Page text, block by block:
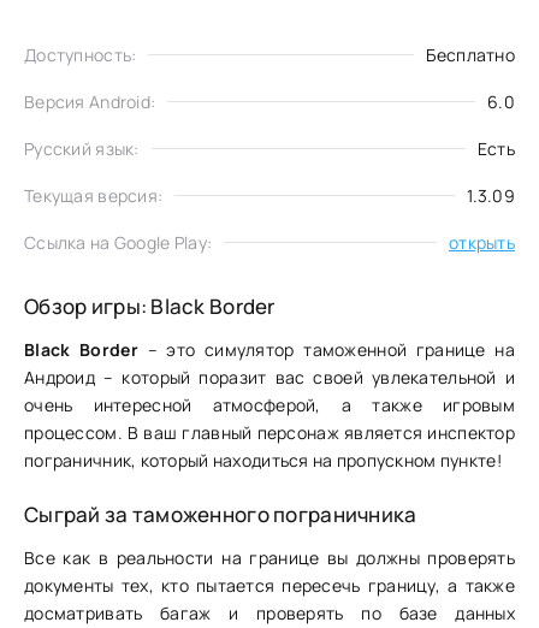
Доступность: Бесплатно
Версия Android: 6.0
Русский язык: Есть
Текущая версия: 1.3.09
Ссылка на Google Play: открыть
Обзор игры: Black Border
Black Border– это симулятор таможенной границе на
Андроид – который поразит вас своей увлекательной и
очень интересной атмосферой, а также игровым
процессом. В ваш главный персонаж является инспектор
пограничник, который находиться на пропускном пункте!
Сыграй за таможенного пограничника
Все как в реальности на границе вы должны проверять
документы тех, кто пытается пересечь границу, а также
досматривать багаж и проверять по базе данных